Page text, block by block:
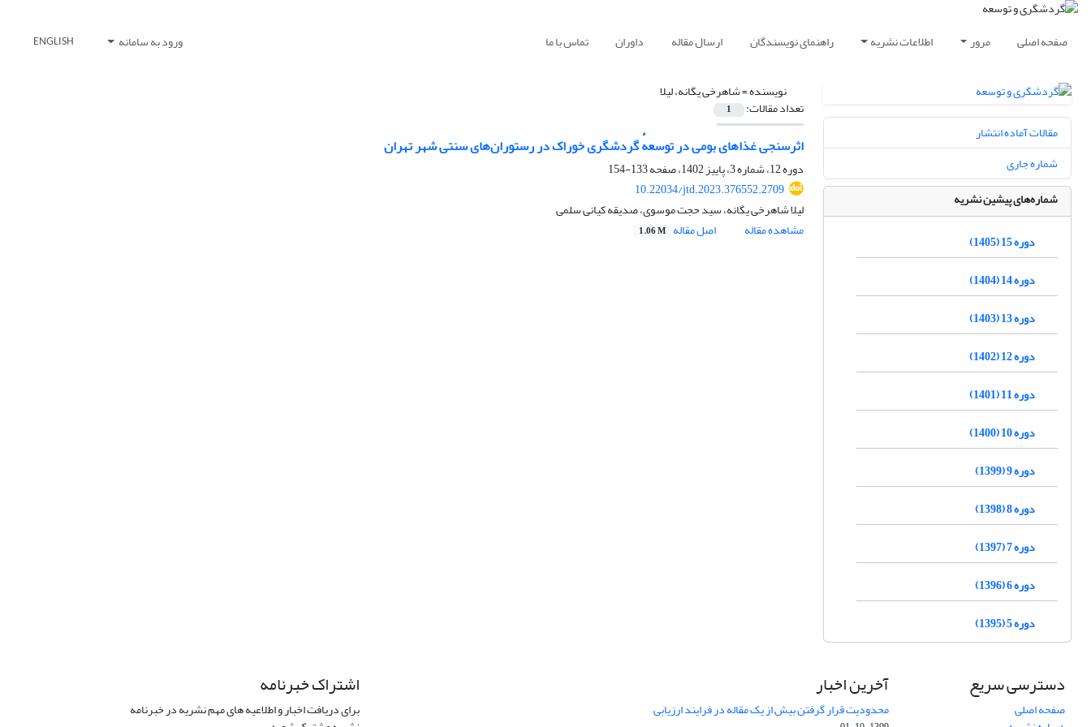
صفحه اصلی مرور اطلاعات نشریه راهنمای نویسندگان ارسال مقاله داوران تماس با ما ورود به سامانه ENGLISH
نویسنده =شاهرخی یگانه، لیلا
تعداد مقالات: 1
اثرسنجی غذاهای بومی در توسعهٔ گردشگری خوراک در رستوران‌های سنتی شهر تهران
دوره 12، شماره 3، پاییز 1402، صفحه
133-154
10.22034/jtd.2023.376552.2709
لیلا شاهرخی یگانه، سید حجت موسوی، صدیقه کیانی سلمی
مشاهده مقاله
اصل مقاله 1.06 M
مقالات آماده انتشار
شماره جاری
شماره‌های پیشین نشریه
دوره 15 (1405)
دوره 14 (1404)
دوره 13 (1403)
دوره 12 (1402)
دوره 11 (1401)
دوره 10 (1400)
دوره 9 (1399)
دوره 8 (1398)
دوره 7 (1397)
دوره 6 (1396)
دوره 5 (1395)
دسترسی سریع
صفحه اصلی
آخرین اخبار
محدودیت قرار گرفتن بیش از یک مقاله در فرایند ارزیابی
اشتراک خبرنامه
برای دریافت اخبار و اطلاعیه های مهم نشریه در خبرنامه